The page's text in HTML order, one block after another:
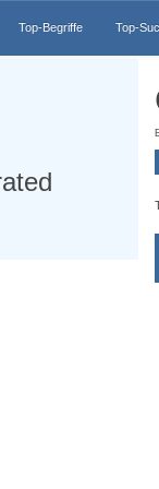
Top-Begriffe Top-